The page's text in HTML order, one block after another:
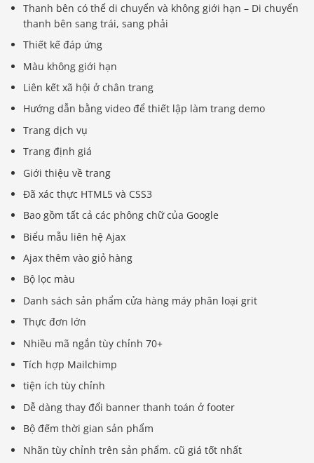
Thanh bên có thể di chuyển và không giới hạn – Di chuyển
thanh bên sang trái, sang phải
Thiết kế đáp ứng
Màu không giới hạn
Liên kết xã hội ở chân trang
Hướng dẫn bằng video để thiết lập làm trang demo
Trang dịch vụ
Trang định giá
Giới thiệu về trang
Đã xác thực HTML5 và CSS3
Bao gồm tất cả các phông chữ của Google
Biểu mẫu liên hệ Ajax
Ajax thêm vào giỏ hàng
Bộ lọc màu
Danh sách sản phẩm cửa hàng máy phân loại grit
Thực đơn lớn
Nhiều mã ngắn tùy chỉnh 70+
Tích hợp Mailchimp
tiện ích tùy chỉnh
Dễ dàng thay đổi banner thanh toán ở footer
Bộ đếm thời gian sản phẩm
Nhãn tùy chỉnh trên sản phẩm. cũ giá tốt nhất